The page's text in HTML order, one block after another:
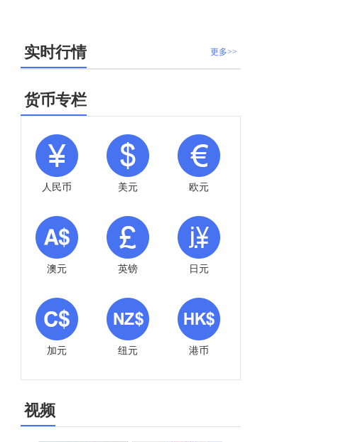
更多>>
实时行情
货币专栏
人民币 美元 欧元
澳元 英镑 日元
加元 纽元 港币
视频